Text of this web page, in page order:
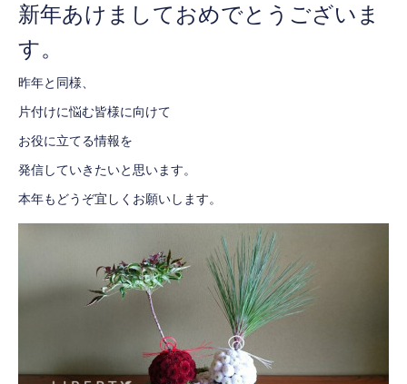
新年あけましておめでとうございま
す。
昨年と同様、
片付けに悩む皆様に向けて
お役に立てる情報を
発信していきたいと思います。
本年もどうぞ宜しくお願いします。